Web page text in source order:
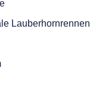
Lauberhornrennen